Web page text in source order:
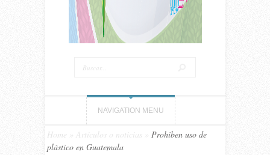
NAVIGATION MENU
Home Artículos o noticias
Prohiben uso de
plástico en Guatemala